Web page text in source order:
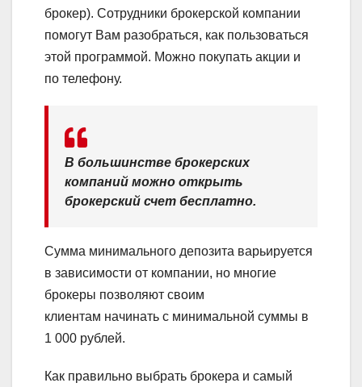
брокер). Сотрудники брокерской компании
помогут Вам разобраться, как пользоваться
этой программой. Можно покупать акции и
по телефону.
В большинстве брокерских
компаний можно открыть
брокерский счет бесплатно.
Сумма минимального депозита варьируется
в зависимости от компании, но многие
брокеры позволяют своим
клиентам начинать с минимальной суммы в
1 000 рублей.
Как правильно выбрать брокера и самый